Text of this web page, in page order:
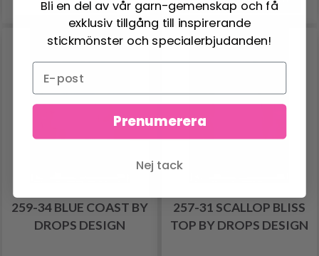
259-34 BLUE COAST BY
DROPS DESIGN
257-31 SCALLOP BLISS
TOP BY DROPS DESIGN
Bli en del av vår garn-gemenskap och få
exklusiv tillgång till inspirerande
stickmönster och specialerbjudanden!
Prenumerera
Nej tack